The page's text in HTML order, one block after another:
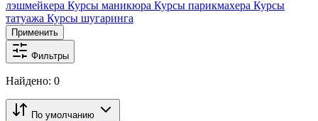
лэшмейкера Курсы маникюра Курсы парикмахера Курсы
татуажа Курсы шугаринга
Применить
Фильтры
Найдено: 0
По умолчанию